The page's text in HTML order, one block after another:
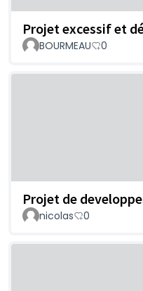
Projet excessif et
BOURMEAU 0
Projet de
nicolas 0